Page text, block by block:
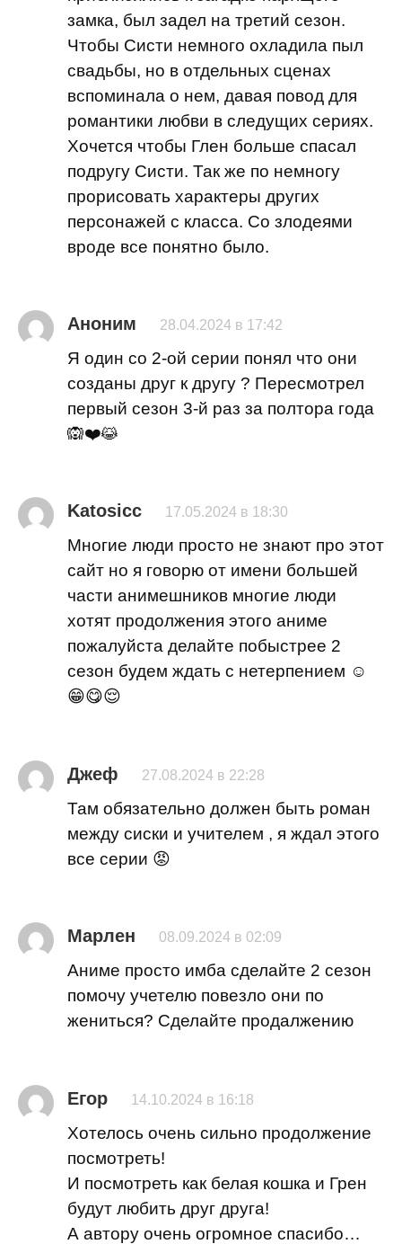
замка, был задел на третий сезон.
Чтобы Систи немного охладила пыл
свадьбы, но в отдельных сценах
вспоминала о нем, давая повод для
романтики любви в следущих сериях.
Хочется чтобы Глен больше спасал
подругу Систи. Так же по немногу
прорисовать характеры других
персонажей с класса. Со злодеями
вроде все понятно было.
Аноним 28.04.2024 в 17:42
Я один со 2-ой серии понял что они
созданы друг к другу ? Пересмотрел
первый сезон 3-й раз за полтора года
🙉❤️😹
Katosicc 17.05.2024 в 18:30
Многие люди просто не знают про этот
сайт но я говорю от имени большей
части анимешников многие люди
хотят продолжения этого аниме
пожалуйста делайте побыстрее 2
сезон будем ждать с нетерпением ☺️
😁😋😌
Джеф 27.08.2024 в 22:28
Там обязательно должен быть роман
между сиски и учителем , я ждал этого
все серии 😡
Марлен 08.09.2024 в 02:09
Аниме просто имба сделайте 2 сезон
помочу учетелю повезло они по
жениться? Сделайте продалжению
Егор 14.10.2024 в 16:18
Хотелось очень сильно продолжение
посмотреть!
И посмотреть как белая кошка и Грен
будут любить друг друга!
А автору очень огромное спасибо…